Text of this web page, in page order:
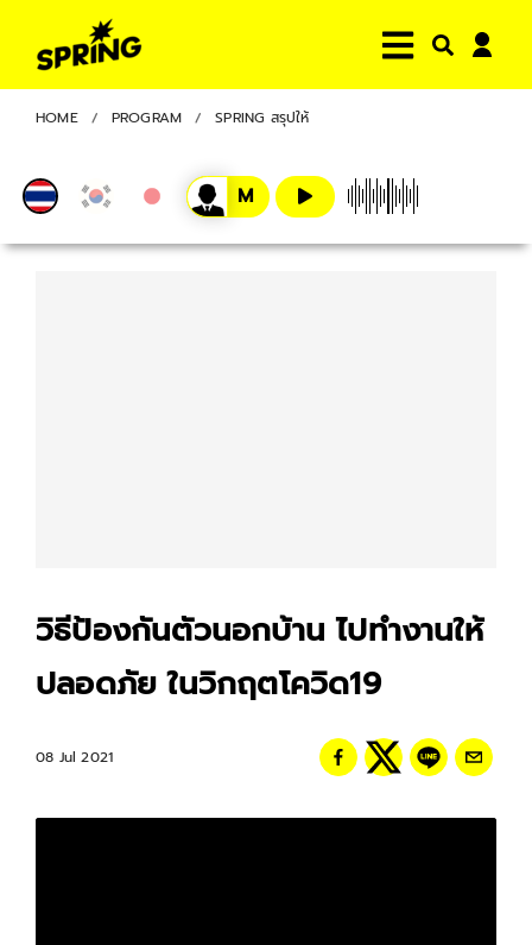
HOME PROGRAM SPRING สรุปให้
วิธีป้องกันตัวนอกบ้าน ไปทำงานให้
ปลอดภัย ในวิกฤตโควิด19
08 Jul 2021